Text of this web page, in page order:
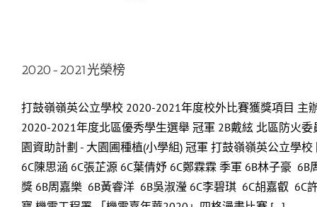
2020-2021光榮榜
打鼓嶺嶺英公立學校 2020-2021年度校外比賽獲獎項目 主
2020-2021年度北區優秀學生選舉 冠軍 2B戴絃 北區防火
園資助計劃 - 大園圃種植(小學組) 冠軍 打鼓嶺嶺英公立學
6C陳思涵 6C張芷源 6C葉倩妤 6C鄭霖霖 季軍 6B林子豪
獎 6B周嘉樂 6B黃睿洋 6B吳淑瀅 6C李碧琪 6C胡嘉叡 6C